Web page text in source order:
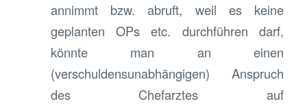
annimmt bzw. abruft, weil es keine
geplanten OPs etc. durchführen darf,
könnte man an einen
(verschuldensunabhängigen) Anspruch
des Chefarztes auf